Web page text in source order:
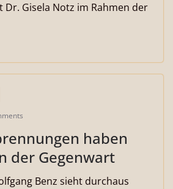
Dr. Gisela Notz im Rahmen der
haben
der Gegenwart
Benz sieht durchaus